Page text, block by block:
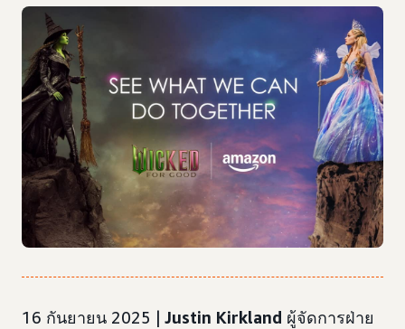
16 กันยายน 2025 | Justin Kirkland ผู้จัดการฝ่าย